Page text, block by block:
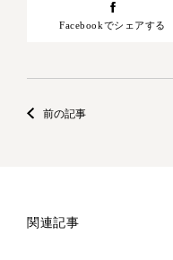
Facebookでシェアする
前の記事
関連記事